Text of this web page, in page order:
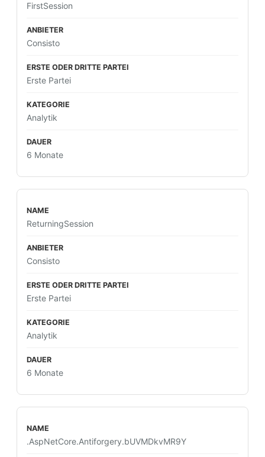
FirstSession
Consisto
Erste Partei
Analytik
6 Monate
ReturningSession
Consisto
Erste Partei
Analytik
6 Monate
.AspNetCore.Antiforgery.bUVMDkvMR9Y